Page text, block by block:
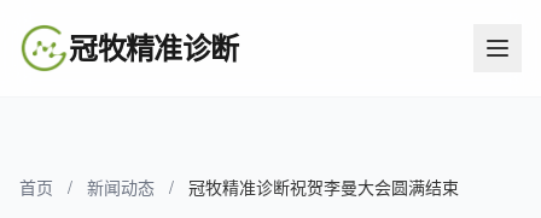
冠牧精准诊断
首页 / 新闻动态 / 冠牧精准诊断祝贺李曼大会圆满结束